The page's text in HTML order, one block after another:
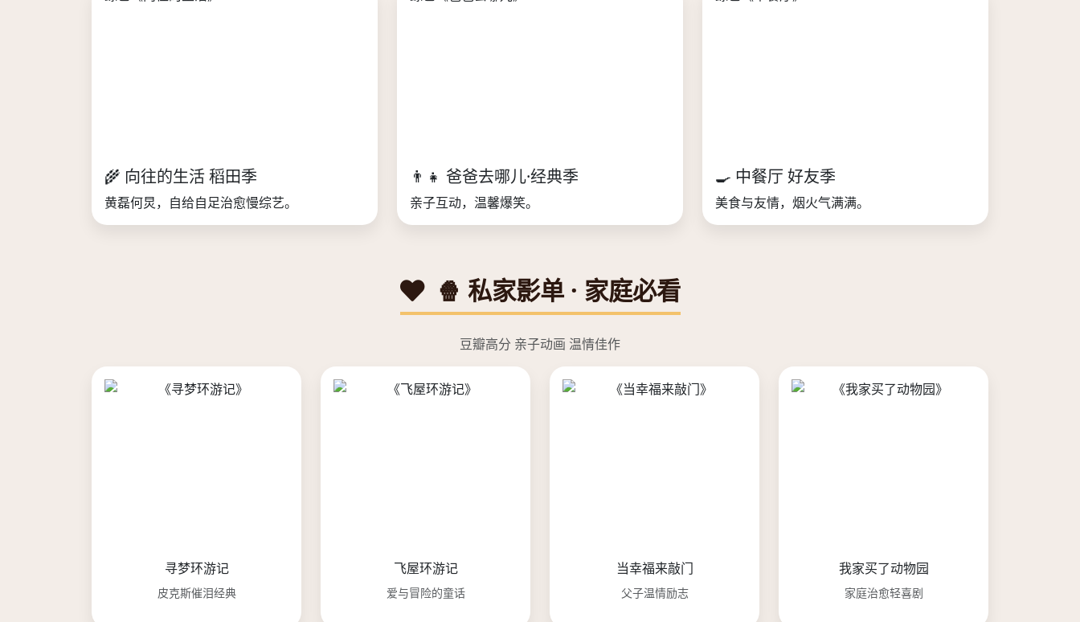
🌾 向往的生活 稻田季
黄磊何炅，自给自足治愈慢综艺。
👨‍👧 爸爸去哪儿·经典季
亲子互动，温馨爆笑。
🍳 中餐厅 好友季
美食与友情，烟火气满满。
🍿 私家影单 · 家庭必看
豆瓣高分 亲子动画 温情佳作
寻梦环游记
皮克斯催泪经典
飞屋环游记
爱与冒险的童话
当幸福来敲门
父子温情励志
我家买了动物园
家庭治愈轻喜剧